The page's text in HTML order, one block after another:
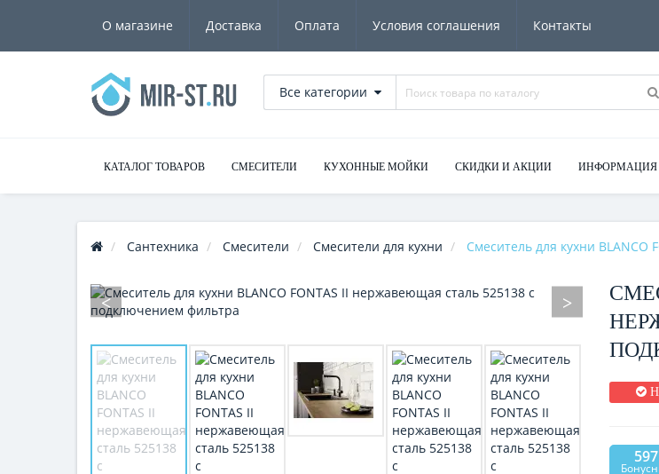
О магазине Доставка Оплата Условия соглашения Контакты
Все категории
КАТАЛОГ ТОВАРОВ СМЕСИТЕЛИ КУХОННЫЕ МОЙКИ СКИДКИ И АКЦИИ ИНФОРМАЦИЯ
Сантехника Смесители Смесители для кухни Смеситель для кухни
597